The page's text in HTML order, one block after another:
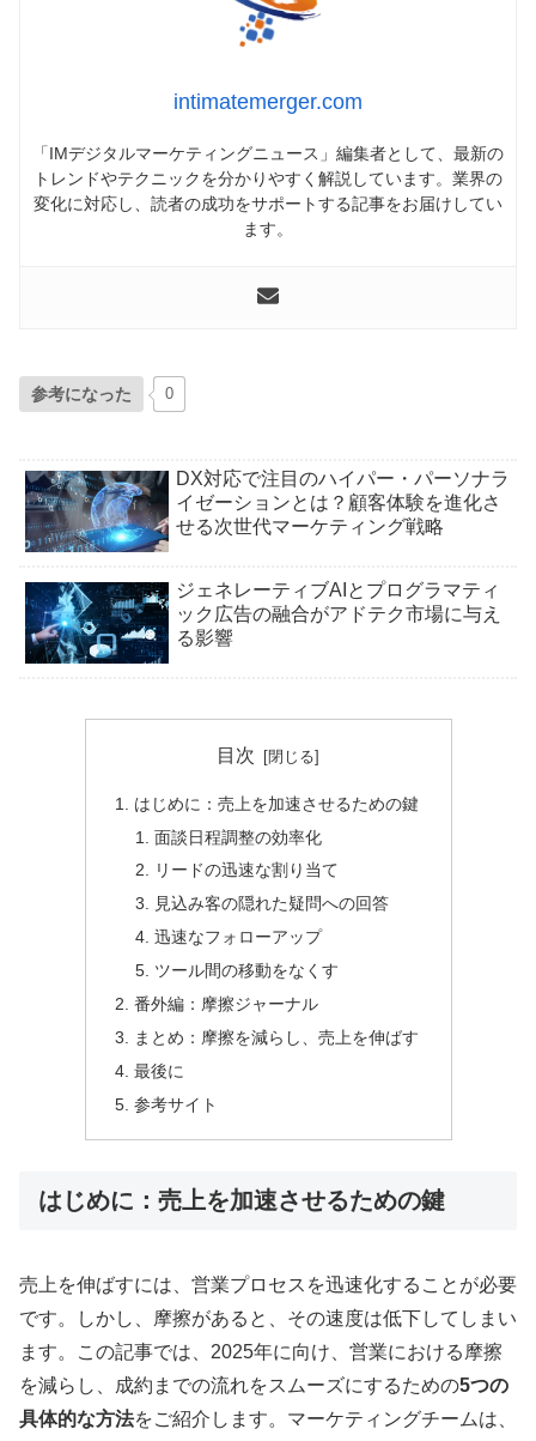
intimatemerger.com
「IMデジタルマーケティングニュース」編集者として、最新の
トレンドやテクニックを分かりやすく解説しています。業界の
変化に対応し、読者の成功をサポートする記事をお届けしてい
ます。
参考になった 0
DX対応で注目のハイパー・パーソナラ
イゼーションとは？顧客体験を進化さ
せる次世代マーケティング戦略
ジェネレーティブAIとプログラマティ
ック広告の融合がアドテク市場に与え
る影響
目次
はじめに：売上を加速させるための鍵
面談日程調整の効率化
リードの迅速な割り当て
見込み客の隠れた疑問への回答
迅速なフォローアップ
ツール間の移動をなくす
番外編：摩擦ジャーナル
まとめ：摩擦を減らし、売上を伸ばす
最後に
参考サイト
はじめに：売上を加速させるための鍵
売上を伸ばすには、営業プロセスを迅速化することが必要
です。しかし、摩擦があると、その速度は低下してしまい
ます。この記事では、2025年に向け、営業における摩擦
を減らし、成約までの流れをスムーズにするための5つの
具体的な方法をご紹介します。マーケティングチームは、